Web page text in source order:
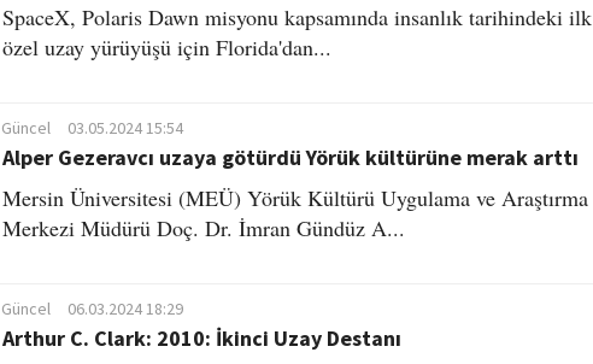
SpaceX, Polaris Dawn misyonu kapsamında insanlık tarihindeki ilk
özel uzay yürüyüşü için Florida'dan...
Güncel 03.05.2024 15:54
Alper Gezeravcı uzaya götürdü Yörük kültürüne merak arttı
Mersin Üniversitesi (MEÜ) Yörük Kültürü Uygulama ve Araştırma
Merkezi Müdürü Doç. Dr. İmran Gündüz A...
Güncel 06.03.2024 18:29
Arthur C. Clark: 2010: İkinci Uzay Destanı